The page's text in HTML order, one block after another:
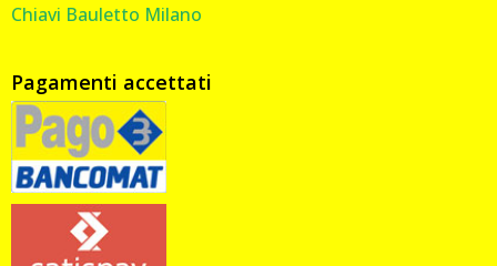
Chiavi Bauletto Milano
Pagamenti accettati